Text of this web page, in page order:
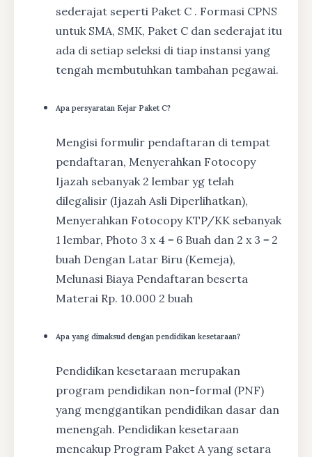
sederajat seperti Paket C . Formasi CPNS
untuk SMA, SMK, Paket C dan sederajat itu
ada di setiap seleksi di tiap instansi yang
tengah membutuhkan tambahan pegawai.
Apa persyaratan Kejar Paket C?
Mengisi formulir pendaftaran di tempat
pendaftaran, Menyerahkan Fotocopy
Ijazah sebanyak 2 lembar yg telah
dilegalisir (Ijazah Asli Diperlihatkan),
Menyerahkan Fotocopy KTP/KK sebanyak
1 lembar, Photo 3 x 4 = 6 Buah dan 2 x 3 = 2
buah Dengan Latar Biru (Kemeja),
Melunasi Biaya Pendaftaran beserta
Materai Rp. 10.000 2 buah
Apa yang dimaksud dengan pendidikan kesetaraan?
Pendidikan kesetaraan merupakan
program pendidikan non-formal (PNF)
yang menggantikan pendidikan dasar dan
menengah. Pendidikan kesetaraan
mencakup Program Paket A yang setara